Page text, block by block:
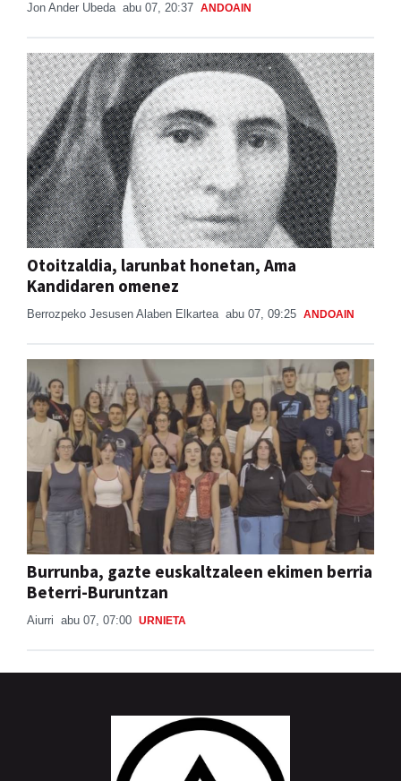
Jon Ander Ubeda abu 07, 20:37 ANDOAIN
Otoitzaldia, larunbat honetan, Ama
Kandidaren omenez
Berrozpeko Jesusen Alaben Elkartea abu 07, 09:25 ANDOAIN
Burrunba, gazte euskaltzaleen ekimen berria
Beterri-Buruntzan
Aiurri abu 07, 07:00 URNIETA